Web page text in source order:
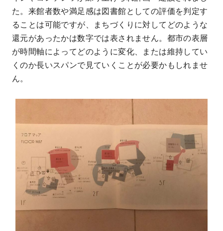
た。来館者数や満足感は図書館としての評価を判定す
ることは可能ですが、まちづくりに対してどのような
還元があったかは数字では表されません。都市の表層
が時間軸によってどのように変化、または維持してい
くのか長いスパンで見ていくことが必要かもしれませ
ん。